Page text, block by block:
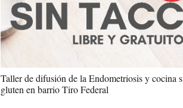
Taller de difusión de la Endometriosis y cocina
gluten en barrio Tiro Federal